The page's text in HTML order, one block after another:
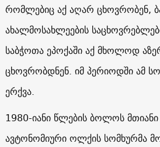
რომლებიც აქ აღარ ცხოვრობენ,
ახალმოსახლეების
საბჭოთა ეპოქაში აქ მხოლოდ
ცხოვრობდნენ. იმ პერიოდში ამ
ერქვა.
1980-იანი წლების ბოლოს
ავტონომიური ოლქის სომხურმა